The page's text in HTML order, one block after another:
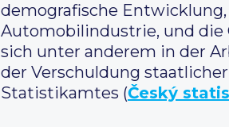
demografische
Automobilindustrie, und
sich unter anderem in der
der Verschuldung
Statistikamtes (Český